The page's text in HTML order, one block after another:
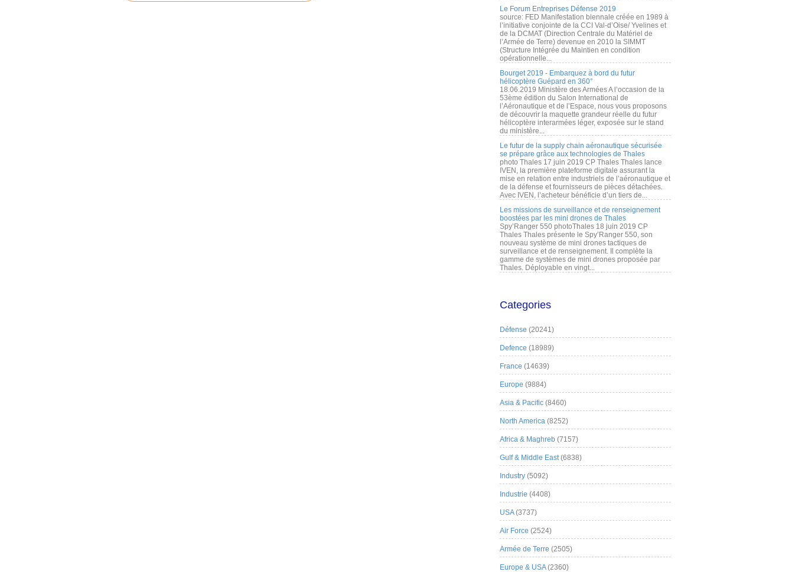
Le Forum Entreprises Défense 2019
source: FED Manifestation biennale créée en 1989 à
l’initiative conjointe de la CCI Val-d’Oise/ Yvelines et
de la DCMAT (Direction Centrale du Matériel de
l’Armée de Terre) devenue en 2010 la SIMMT
(Structure Intégrée du Maintien en condition
opérationnelle...
Bourget 2019 - Embarquez à bord du futur
hélicoptère Guépard en 360°
18.06.2019 Ministère des Armées A l’occasion de la
53ème édition du Salon International de
l’Aéronautique et de l’Espace, nous vous proposons
de découvrir la maquette grandeur réelle du futur
hélicoptère interarmées léger, exposée sur le stand
du ministère...
Le futur de la supply chain aéronautique sécurisée
se prépare grâce aux technologies de Thales
photo Thales 17 juin 2019 CP Thales Thales lance
IVEN, la première plateforme digitale assurant la
mise en relation entre industriels de l’aéronautique et
de la défense et fournisseurs de pièces détachées.
Avec IVEN, l’acheteur bénéficie d’un tiers de...
Les missions de surveillance et de renseignement
boostées par les mini drones de Thales
Spy’Ranger 550 photoThales 18 juin 2019 CP
Thales Thales présente le Spy’Ranger 550, son
nouveau système de mini drones tactiques de
surveillance et de renseignement. Il complète la
gamme de systèmes de mini drones proposée par
Thales. Déployable en vingt...
Categories
Défense (20241)
Defence (18989)
France (14639)
Europe (9884)
Asia & Pacific (8460)
North America (8252)
Africa & Maghreb (7157)
Gulf & Middle East(6838)
Industry (5092)
Industrie (4408)
USA(3737)
Air Force (2524)
Armée de Terre (2505)
Europe & USA(2360)